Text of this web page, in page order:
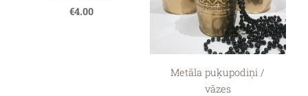
€4.00
Metāla puķupodiņi /
vāzes